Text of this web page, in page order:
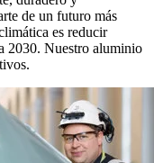
de un futuro más
es reducir
2030. Nuestro aluminio